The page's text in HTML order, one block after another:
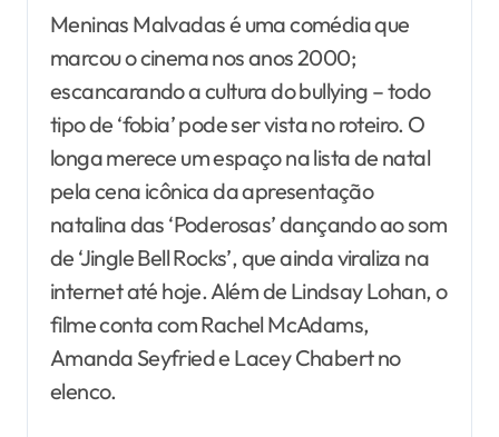
Meninas Malvadas é uma comédia que
marcou o cinema nos anos 2000;
escancarando a cultura do bullying – todo
tipo de ‘fobia’ pode ser vista no roteiro. O
longa merece um espaço na lista de natal
pela cena icônica da apresentação
natalina das ‘Poderosas’ dançando ao som
de ‘Jingle Bell Rocks’, que ainda viraliza na
internet até hoje. Além de Lindsay Lohan, o
filme conta com Rachel McAdams,
Amanda Seyfried e Lacey Chabert no
elenco.